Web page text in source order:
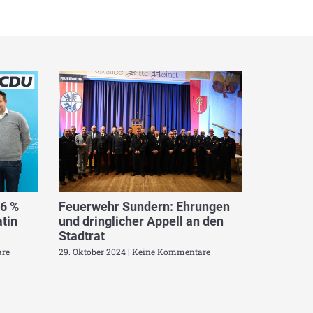
%
Feuerwehr Sundern: Ehrungen
und dringlicher Appell an den
Stadtrat
29. Oktober 2024 Keine Kommentare